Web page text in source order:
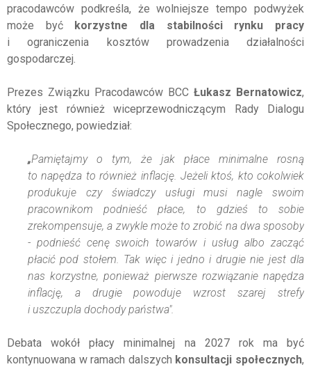
pracodawców podkreśla, że wolniejsze tempo podwyżek
może być
korzystne dla stabilności rynku pracy
i ograniczenia kosztów prowadzenia działalności
gospodarczej.
Prezes Związku Pracodawców BCC Łukasz Bernatowicz,
który jest również wiceprzewodniczącym Rady Dialogu
Społecznego, powiedział:
„Pamiętajmy o tym, że jak płace minimalne rosną
to napędza to również inflację. Jeżeli ktoś, kto cokolwiek
produkuje czy świadczy usługi musi nagle swoim
pracownikom podnieść płace, to gdzieś to sobie
zrekompensuje, a zwykle może to zrobić na dwa sposoby
- podnieść cenę swoich towarów i usług albo zacząć
płacić pod stołem. Tak więc i jedno i drugie nie jest dla
nas korzystne, ponieważ pierwsze rozwiązanie napędza
inflację, a drugie powoduje wzrost szarej strefy
i uszczupla dochody państwa".
Debata wokół płacy minimalnej na 2027 rok ma być
kontynuowana w ramach dalszych konsultacji społecznych,